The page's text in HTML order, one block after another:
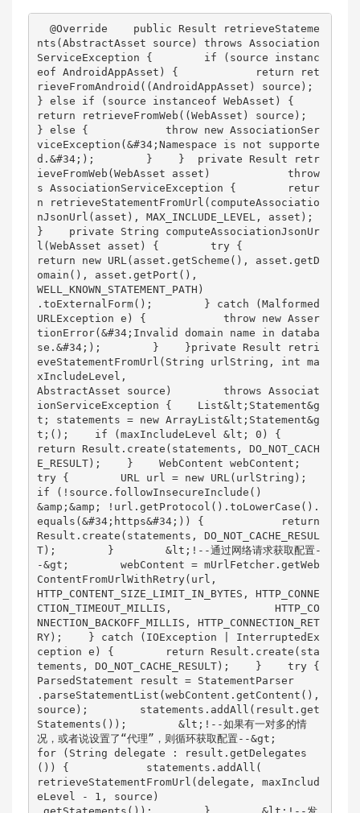
nts(AbstractAsset source) throws Association
ServiceException {        if (source instanc
eof AndroidAppAsset) {            return ret
rieveFromAndroid((AndroidAppAsset) source);
} else if (source instanceof WebAsset) {
return retrieveFromWeb((WebAsset) source);
} else {            throw new AssociationSer
viceException(&#34;Namespace is not supporte
d.&#34;);        }    }  private Result retr
ieveFromWeb(WebAsset asset)            throw
s AssociationServiceException {        retur
n retrieveStatementFromUrl(computeAssociatio
nJsonUrl(asset), MAX_INCLUDE_LEVEL, asset);
}    private String computeAssociationJsonUr
l(WebAsset asset) {        try {
return new URL(asset.getScheme(), asset.getD
omain(), asset.getPort(),
WELL_KNOWN_STATEMENT_PATH)
.toExternalForm();        } catch (Malformed
URLException e) {            throw new Asser
tionError(&#34;Invalid domain name in databa
se.&#34;);        }    }private Result retri
eveStatementFromUrl(String urlString, int ma
xIncludeLevel,
AbstractAsset source)        throws Associat
ionServiceException {    List&lt;Statement&g
t; statements = new ArrayList&lt;Statement&g
t;();    if (maxIncludeLevel &lt; 0) {
return Result.create(statements, DO_NOT_CACH
E_RESULT);    }    WebContent webContent;
try {        URL url = new URL(urlString);
if (!source.followInsecureInclude()
&amp;&amp; !url.getProtocol().toLowerCase().
equals(&#34;https&#34;)) {            return
Result.create(statements, DO_NOT_CACHE_RESUL
T);        }        &lt;!--通过网络请求获取配置-
-&gt;        webContent = mUrlFetcher.getWeb
ContentFromUrlWithRetry(url,
HTTP_CONTENT_SIZE_LIMIT_IN_BYTES, HTTP_CONNE
CTION_TIMEOUT_MILLIS,                HTTP_CO
NNECTION_BACKOFF_MILLIS, HTTP_CONNECTION_RET
RY);    } catch (IOException | InterruptedEx
ception e) {        return Result.create(sta
tements, DO_NOT_CACHE_RESULT);    }    try {
ParsedStatement result = StatementParser
.parseStatementList(webContent.getContent(),
source);        statements.addAll(result.get
Statements());        &lt;!--如果有一对多的情
况，或者说设置了“代理”，则循环获取配置--&gt;
for (String delegate : result.getDelegates
()) {            statements.addAll(
retrieveStatementFromUrl(delegate, maxInclud
eLevel - 1, source)
.getStatements());        }        &lt;!--发